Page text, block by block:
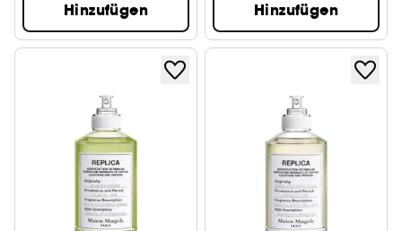
Hinzufügen Hinzufügen